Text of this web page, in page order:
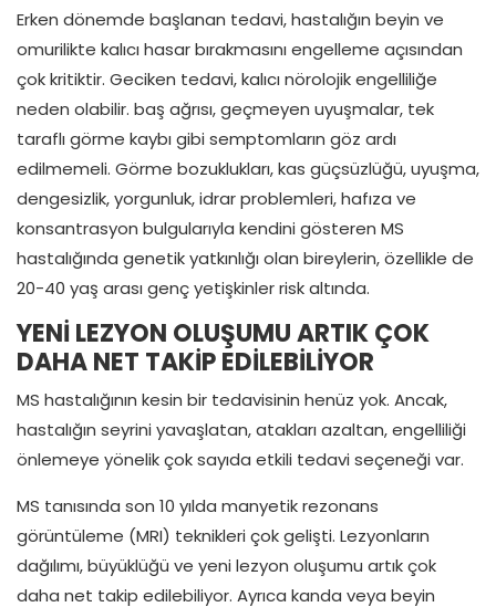
Erken dönemde başlanan tedavi, hastalığın beyin ve
omurilikte kalıcı hasar bırakmasını engelleme açısından
çok kritiktir. Geciken tedavi, kalıcı nörolojik engelliliğe
neden olabilir. baş ağrısı, geçmeyen uyuşmalar, tek
taraflı görme kaybı gibi semptomların göz ardı
edilmemeli. Görme bozuklukları, kas güçsüzlüğü, uyuşma,
dengesizlik, yorgunluk, idrar problemleri, hafıza ve
konsantrasyon bulgularıyla kendini gösteren MS
hastalığında genetik yatkınlığı olan bireylerin, özellikle de
20-40 yaş arası genç yetişkinler risk altında.
YENİ LEZYON OLUŞUMU ARTIK ÇOK
DAHA NET TAKİP EDİLEBİLİYOR
MS hastalığının kesin bir tedavisinin henüz yok. Ancak,
hastalığın seyrini yavaşlatan, atakları azaltan, engelliliği
önlemeye yönelik çok sayıda etkili tedavi seçeneği var.
MS tanısında son 10 yılda manyetik rezonans
görüntüleme (MRI) teknikleri çok gelişti. Lezyonların
dağılımı, büyüklüğü ve yeni lezyon oluşumu artık çok
daha net takip edilebiliyor. Ayrıca kanda veya beyin